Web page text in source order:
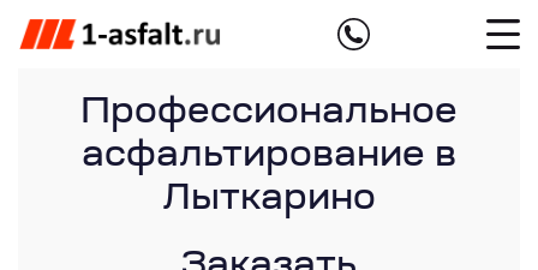
Профессиональное
асфальтирование в
Лыткарино